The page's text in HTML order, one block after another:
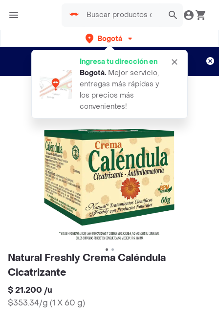
Bogotá
Ingresa tu dirección en
Bogotá. Mejor servicio,
entregas más rápidas y
los precios más
convenientes!
envíos gratis por semanas
Aplican TyC
Natural Freshly Crema Caléndula
Cicatrizante
$ 21.200 /u
$353.34/g (1 X 60 g)